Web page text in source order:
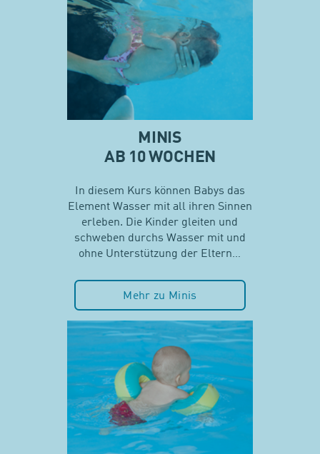
MINIS
AB 10 WOCHEN
In diesem Kurs können Babys das
Element Wasser mit all ihren Sinnen
erleben. Die Kinder gleiten und
schweben durchs Wasser mit und
ohne Unterstützung der Eltern…
Mehr zu Minis